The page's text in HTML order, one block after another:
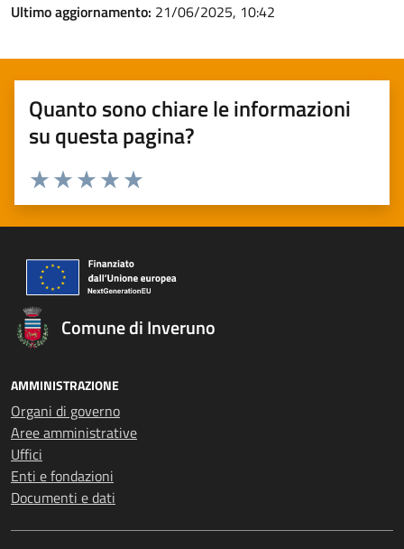
Ultimo aggiornamento: 21/06/2025, 10:42
Quanto sono chiare le informazioni
su questa pagina?
Valuta 5 stelle su 5
Valuta 4 stelle su 5
Valuta 3 stelle su 5
Valuta 2 stelle su 5
Valuta 1 stelle su 5
Comune di Inveruno
AMMINISTRAZIONE
Organi di governo
Aree amministrative
Uffici
Enti e fondazioni
Documenti e dati